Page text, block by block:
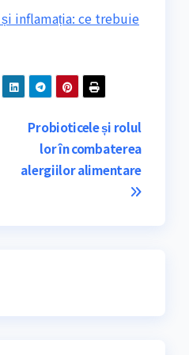
inflamația: ce trebuie
Probioticele și rolul
lor în combaterea
alergiilor alimentare